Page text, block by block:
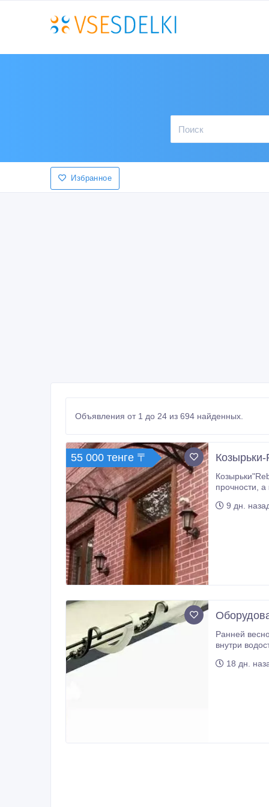
Избранное
Объявления от 1 до 24 из 694 найденных.
55 000 тенге 〒
прочности,
окнами
9 дн.
Ранней
внутри водостоков
18 дн.